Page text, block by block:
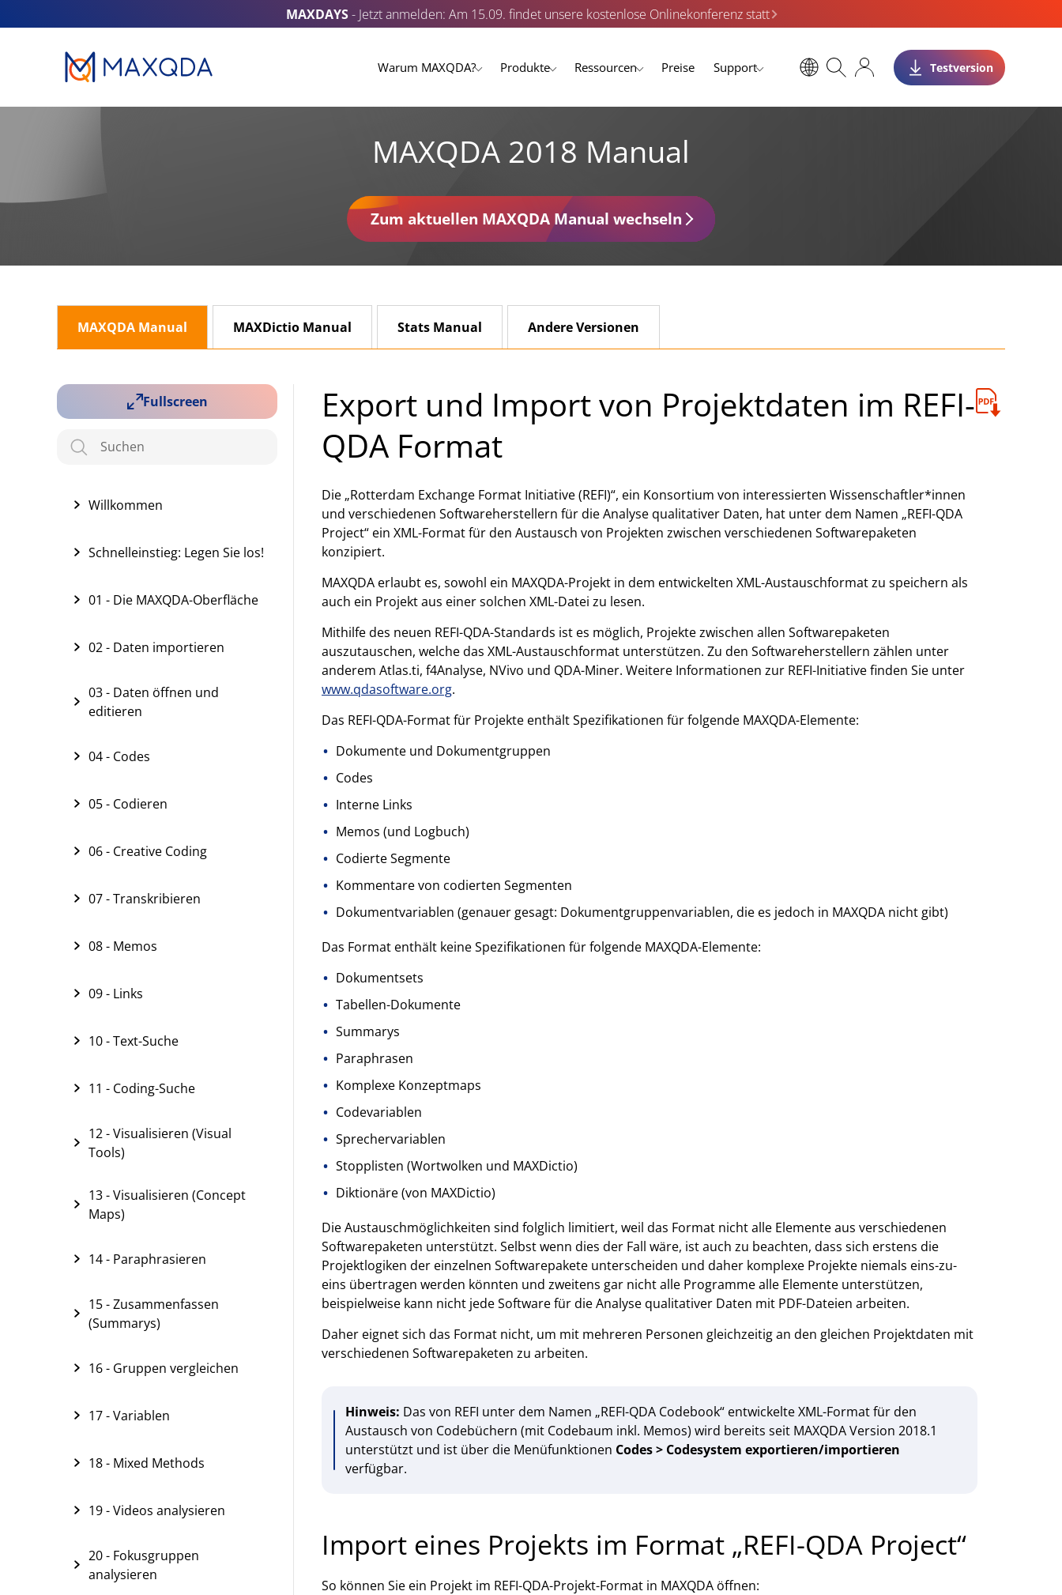
MAXDAYS- Jetzt anmelden: Am 15.09. findet unsere kostenlose Onlinekonferenz statt
Warum MAXQDA? Produkte Ressourcen Preise Support Testversion
MAXQDA 2018 Manual
Zum aktuellen MAXQDA Manual wechseln
MAXQDA Manual MAXDictio Manual Stats Manual Andere Versionen
Fullscreen
Willkommen
Schnelleinstieg: Legen Sie los!
01 - Die MAXQDA-Oberfläche
02 - Daten importieren
03 - Daten öffnen und
editieren
04 - Codes
05 - Codieren
06 - Creative Coding
07 - Transkribieren
08 - Memos
09 - Links
10 - Text-Suche
11 - Coding-Suche
12 - Visualisieren (Visual
Tools)
13 - Visualisieren (Concept
Maps)
14 - Paraphrasieren
15 - Zusammenfassen
(Summarys)
16 - Gruppen vergleichen
17 - Variablen
18 - Mixed Methods
19 - Videos analysieren
20 - Fokusgruppen
analysieren
Export und Import von Projektdaten im REFI-
QDA Format
Die „Rotterdam Exchange Format Initiative (REFI)“, ein Konsortium von interessierten Wissenschaftler*innen
und verschiedenen Softwareherstellern für die Analyse qualitativer Daten, hat unter dem Namen „REFI-QDA
Project“ ein XML-Format für den Austausch von Projekten zwischen verschiedenen Softwarepaketen
konzipiert.
MAXQDA erlaubt es, sowohl ein MAXQDA-Projekt in dem entwickelten XML-Austauschformat zu speichern als
auch ein Projekt aus einer solchen XML-Datei zu lesen.
Mithilfe des neuen REFI-QDA-Standards ist es möglich, Projekte zwischen allen Softwarepaketen
auszutauschen, welche das XML-Austauschformat unterstützen. Zu den Softwareherstellern zählen unter
anderem Atlas.ti, f4Analyse, NVivo und QDA-Miner. Weitere Informationen zur REFI-Initiative finden Sie unter
www.qdasoftware.org.
Das REFI-QDA-Format für Projekte enthält Spezifikationen für folgende MAXQDA-Elemente:
Dokumente und Dokumentgruppen
Codes
Interne Links
Memos (und Logbuch)
Codierte Segmente
Kommentare von codierten Segmenten
Dokumentvariablen (genauer gesagt: Dokumentgruppenvariablen, die es jedoch in MAXQDA nicht gibt)
Das Format enthält keine Spezifikationen für folgende MAXQDA-Elemente:
Dokumentsets
Tabellen-Dokumente
Summarys
Paraphrasen
Komplexe Konzeptmaps
Codevariablen
Sprechervariablen
Stopplisten (Wortwolken und MAXDictio)
Diktionäre (von MAXDictio)
Die Austauschmöglichkeiten sind folglich limitiert, weil das Format nicht alle Elemente aus verschiedenen
Softwarepaketen unterstützt. Selbst wenn dies der Fall wäre, ist auch zu beachten, dass sich erstens die
Projektlogiken der einzelnen Softwarepakete unterscheiden und daher komplexe Projekte niemals eins-zu-
eins übertragen werden könnten und zweitens gar nicht alle Programme alle Elemente unterstützen,
beispielweise kann nicht jede Software für die Analyse qualitativer Daten mit PDF-Dateien arbeiten.
Daher eignet sich das Format nicht, um mit mehreren Personen gleichzeitig an den gleichen Projektdaten mit
verschiedenen Softwarepaketen zu arbeiten.
Hinweis: Das von REFI unter dem Namen „REFI-QDA Codebook“ entwickelte XML-Format für den
Austausch von Codebüchern (mit Codebaum inkl. Memos) wird bereits seit MAXQDA Version 2018.1
unterstützt und ist über die Menüfunktionen Codes > Codesystem exportieren/importieren
verfügbar.
Import eines Projekts im Format „REFI-QDA Project“
So können Sie ein Projekt im REFI-QDA-Projekt-Format in MAXQDA öffnen: